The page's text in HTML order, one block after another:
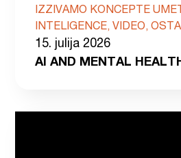
IZZIVAMO KONCEPTE
INTELIGENCE, VIDEO,
15. julija 2026
AI AND MENTAL